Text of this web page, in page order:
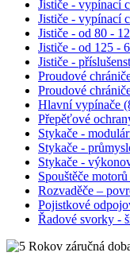
Jističe - vypínací
Jističe - vypínací
Jističe - od 80 -
Jističe - od 125 -
Jističe -
Proudové
Proudové
Hlavní vypínače
Přepěťové
Stykače -
Stykače -
Stykače -
Spouštěče
Rozvaděče –
Pojistkové
Řadové svorky -